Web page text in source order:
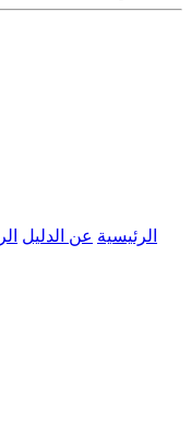
الرئيسية عن الدليل